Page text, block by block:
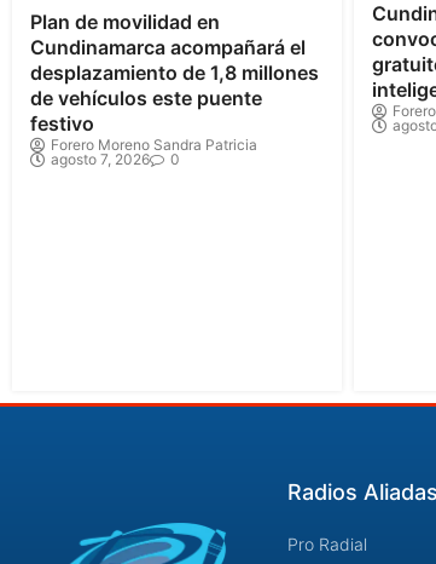
Plan de movilidad en
Cundinamarca acompañará el
desplazamiento de 1,8 millones
de vehículos este puente
festivo
Forero Moreno Sandra Patricia
agosto 7, 2026
0
Radios Aliadas
Pro Radial